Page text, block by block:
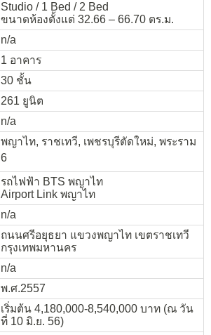
Studio / 1 Bed / 2 Bed
ขนาดห้องตั้งแต่ 32.66 – 66.70 ตร.ม.
n/a
1 อาคาร
30 ชั้น
261 ยูนิต
n/a
พญาไท, ราชเทวี, เพชรบุรีตัดใหม่, พระราม
6
รถไฟฟ้า BTS พญาไท
Airport Link พญาไท
n/a
ถนนศรีอยุธยา แขวงพญาไท เขตราชเทวี
กรุงเทพมหานคร
n/a
พ.ศ.2557
เริ่มต้น 4,180,000-8,540,000 บาท (ณ วัน
ที่ 10 มิ.ย. 56)